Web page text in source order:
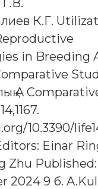
К.Г.
in Breeding
A
10.3390/
Einar
Zhu Published:
2024 9 б.